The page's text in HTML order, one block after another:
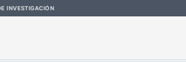
INVESTIGACIÓN